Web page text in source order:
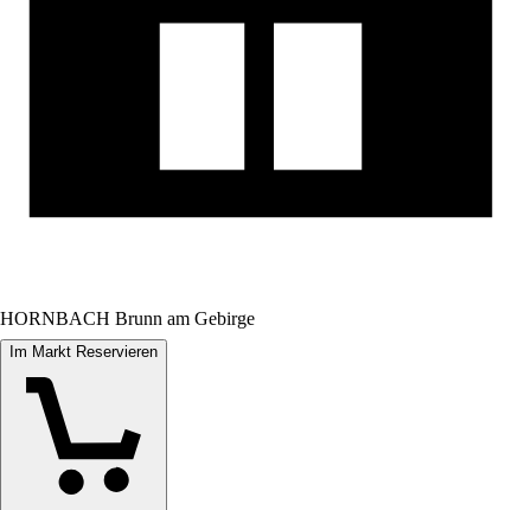
HORNBACH Brunn am Gebirge
Im Markt Reservieren